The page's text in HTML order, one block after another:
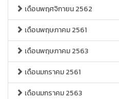
เดือนพฤศจิกายน 2562
เดือนพฤษภาคม 2561
เดือนพฤษภาคม 2563
เดือนมกราคม 2561
เดือนมกราคม 2563